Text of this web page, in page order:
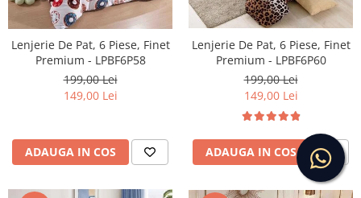
Lenjerie De Pat, 6 Piese, Finet
Premium - LPBF6P58
199,00 Lei
149,00 Lei
ADAUGA IN COS
Lenjerie De Pat, 6 Piese, Finet
Premium - LPBF6P60
199,00 Lei
149,00 Lei
ADAUGA IN COS